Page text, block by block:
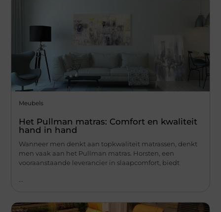
Meubels
Het Pullman matras: Comfort en kwaliteit
hand in hand
Wanneer men denkt aan topkwaliteit matrassen, denkt
men vaak aan het Pullman matras. Horsten, een
vooraanstaande leverancier in slaapcomfort, biedt